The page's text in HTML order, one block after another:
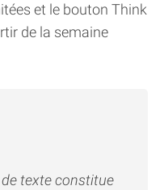
et le bouton Think
de la semaine
texte constitue